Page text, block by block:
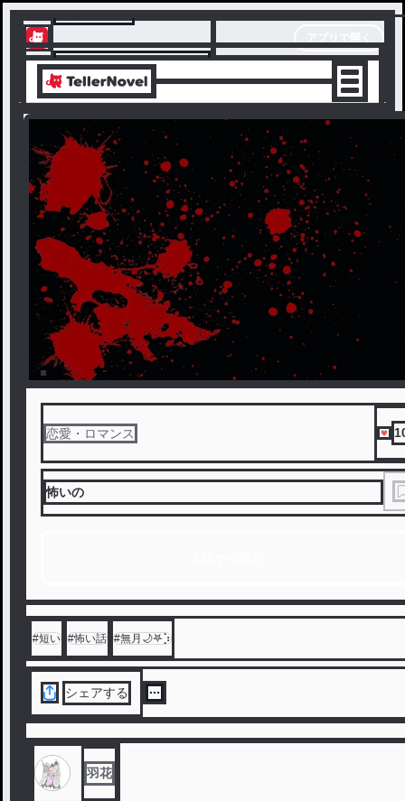
テラーノベル
アプリでサクサク楽しめる
恋愛・ロマンス
怖いの
#短い #怖い話 #無月🌙‎𖤐⡱
シェアする
羽花